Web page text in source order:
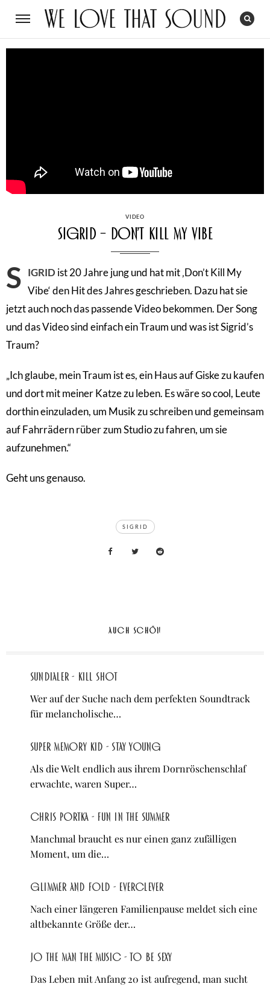
CATEGORIES
VIDEO
Sigrid – Don’t Kill My Vibe
S IGRID ist 20 Jahre jung und hat mit ‚Don’t Kill My
Vibe‘ den Hit des Jahres geschrieben. Dazu hat sie
jetzt auch noch das passende Video bekommen. Der Song
und das Video sind einfach ein Traum und was ist Sigrid’s
Traum?
„Ich glaube, mein Traum ist es, ein Haus auf Giske zu kaufen
und dort mit meiner Katze zu leben. Es wäre so cool, Leute
dorthin einzuladen, um Musik zu schreiben und gemeinsam
auf Fahrrädern rüber zum Studio zu fahren, um sie
aufzunehmen.“
Geht uns genauso.
SIGRID
AUCH SCHÖN
Sundialer - Kill Shot
Wer auf der Suche nach dem perfekten Soundtrack
für melancholische…
Super Memory Kid - Stay Young
Als die Welt endlich aus ihrem Dornröschenschlaf
erwachte, waren Super…
Chris Portka - Fun in the Summer
Manchmal braucht es nur einen ganz zufälligen
Moment, um die…
Glimmer and Fold - Everclever
Nach einer längeren Familienpause meldet sich eine
altbekannte Größe der…
Jo The Man The Music - To Be Sexy
Das Leben mit Anfang 20 ist aufregend, man sucht